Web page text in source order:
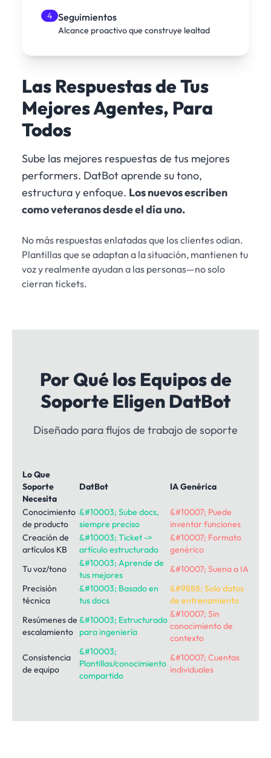
4 Seguimientos
Alcance proactivo que construye lealtad
Las Respuestas de Tus
Mejores Agentes, Para
Todos
Sube las mejores respuestas de tus mejores
performers. DatBot aprende su tono,
estructura y enfoque. Los nuevos escriben
como veteranos desde el día uno.
No más respuestas enlatadas que los clientes odian.
Plantillas que se adaptan a la situación, mantienen tu
voz y realmente ayudan a las personas—no solo
cierran tickets.
Por Qué los Equipos de
Soporte Eligen DatBot
Diseñado para flujos de trabajo de soporte
Lo Que
Soporte
Necesita
DatBot IA Genérica
Conocimiento
de producto
&#10003; Sube docs,
siempre preciso
&#10007; Puede
inventar funciones
Creación de
artículos KB
&#10003; Ticket ->
artículo estructurado
&#10007; Formato
genérico
Tu voz/tono
&#10003; Aprende de
tus mejores
&#10007; Suena a IA
Precisión
técnica
&#10003; Basado en
tus docs
&#9888; Solo datos
de entrenamiento
Resúmenes de
escalamiento
&#10003; Estructurado
para ingeniería
&#10007; Sin
conocimiento de
contexto
Consistencia
de equipo
&#10003;
Plantillas/conocimiento
compartido
&#10007; Cuentas
individuales